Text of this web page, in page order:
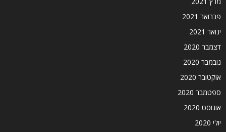
פברואר 2021
ינואר 2021
דצמבר 2020
נובמבר 2020
אוקטובר 2020
ספטמבר 2020
אוגוסט 2020
יולי 2020